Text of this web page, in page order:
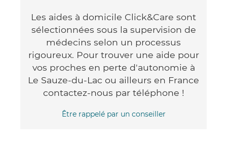
Les aides à domicile Click&Care sont
sélectionnées sous la supervision de
médecins selon un processus
rigoureux. Pour trouver une aide pour
vos proches en perte d'autonomie à
Le Sauze-du-Lac ou ailleurs en France
contactez-nous par téléphone !
Être rappelé par un conseiller